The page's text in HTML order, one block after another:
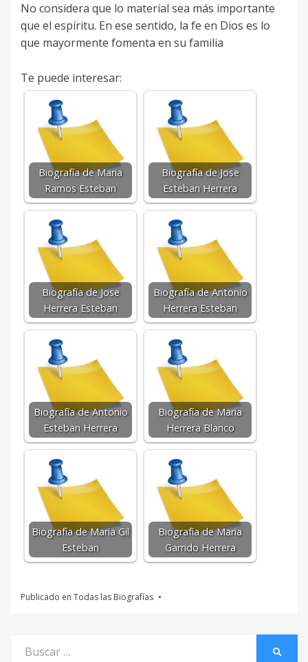
No considera que lo material sea más importante
que el espíritu. En ese sentido, la fe en Dios es lo
que mayormente fomenta en su familia
Te puede interesar:
Biografía de Maria
Ramos Esteban
Biografía de Jose
Esteban Herrera
Biografía de Jose
Herrera Esteban
Biografía de Antonio
Herrera Esteban
Biografía de Antonio
Esteban Herrera
Biografía de Maria
Herrera Blanco
Biografía de Maria Gil
Esteban
Biografía de Maria
Garrido Herrera
Publicado en Todas las Biografías